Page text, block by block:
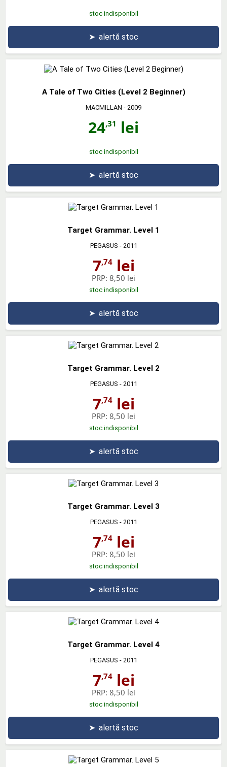
stoc indisponibil
➤ alertă stoc
A Tale of Two Cities (Level 2 Beginner)
MACMILLAN - 2009
24,31 lei
stoc indisponibil
➤ alertă stoc
Target Grammar. Level 1
PEGASUS - 2011
7,74lei
PRP: 8,50 lei
stoc indisponibil
➤ alertă stoc
Target Grammar. Level 2
PEGASUS - 2011
7,74lei
PRP: 8,50 lei
stoc indisponibil
➤ alertă stoc
Target Grammar. Level 3
PEGASUS - 2011
7,74lei
PRP: 8,50 lei
stoc indisponibil
➤ alertă stoc
Target Grammar. Level 4
PEGASUS - 2011
7,74lei
PRP: 8,50 lei
stoc indisponibil
➤ alertă stoc